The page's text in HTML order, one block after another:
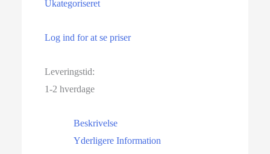
Ukategoriseret
Log ind for at se priser
Leveringstid:
1-2 hverdage
Beskrivelse
Yderligere Information